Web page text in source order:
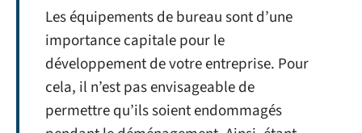
Les équipements de bureau sont d’une
importance capitale pour le
développement de votre entreprise. Pour
cela, il n’est pas envisageable de
permettre qu’ils soient endommagés